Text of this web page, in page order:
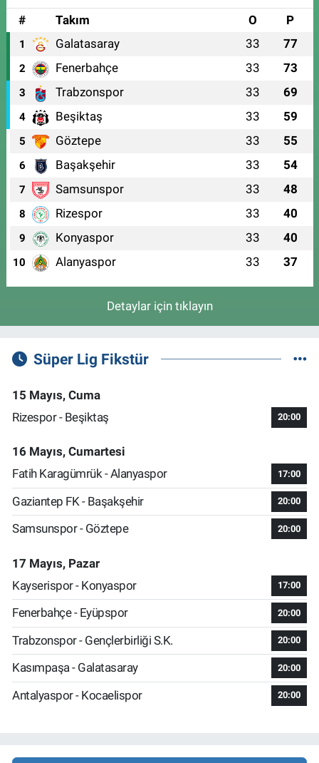
#
Takım O P
1 Galatasaray 33 77
2 Fenerbahçe 33 73
3 Trabzonspor 33 69
4 Beşiktaş 33 59
5 Göztepe 33 55
6 Başakşehir 33 54
7 Samsunspor 33 48
8 Rizespor 33 40
9 Konyaspor 33 40
10 Alanyaspor 33 37
Detaylar için tıklayın
Süper Lig Fikstür
15 Mayıs, Cuma
Rizespor - Beşiktaş
20:00
16 Mayıs, Cumartesi
Fatih Karagümrük - Alanyaspor
17:00
Gaziantep FK - Başakşehir 20:00
Samsunspor - Göztepe 20:00
17 Mayıs, Pazar
Kayserispor - Konyaspor
17:00
Fenerbahçe - Eyüpspor 20:00
Trabzonspor - Gençlerbirliği S.K. 20:00
Kasımpaşa - Galatasaray 20:00
Antalyaspor - Kocaelispor 20:00